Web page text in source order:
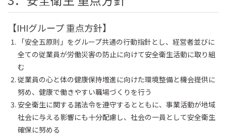
【IHIグループ 重点方針】
「安全五原則」をグループ共通の行動指針とし、経営者並びに
全ての従業員が労働災害の防止に向けて安全衛生活動に取り組
む
従業員の心と体の健康保持増進に向けた環境整備と機会提供に
努め、健康で働きやすい職場づくりを行う
安全衛生に関する諸法令を遵守するとともに、事業活動が地域
社会に与える影響にも十分配慮し、社会の一員として安全衛生
確保に努める